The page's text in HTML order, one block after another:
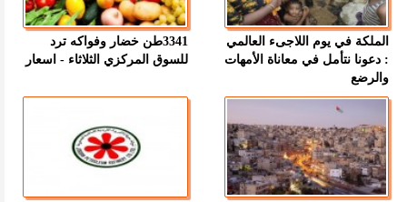
الملكة في يوم اللاجىء العالمي
: دعونا نتأمل في معاناة الأمهات
والرضع
3341طن خضار وفواكه ترد
للسوق المركزي الثلاثاء - اسعار